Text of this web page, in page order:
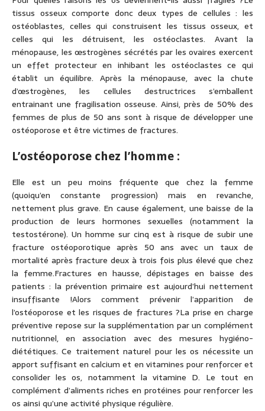
tissus osseux comporte donc deux types de cellules : les
ostéoblastes, celles qui construisent les tissus osseux, et
celles qui les détruisent, les ostéoclastes. Avant la
ménopause, les œstrogènes sécrétés par les ovaires exercent
un effet protecteur en inhibant les ostéoclastes ce qui
établit un équilibre. Après la ménopause, avec la chute
d’œstrogènes, les cellules destructrices s’emballent
entrainant une fragilisation osseuse. Ainsi, près de 50% des
femmes de plus de 50 ans sont à risque de développer une
ostéoporose et être victimes de fractures.
L’ostéoporose chez l’homme :
Elle est un peu moins fréquente que chez la femme
(quoiqu’en constante progression) mais en revanche,
nettement plus grave. En cause également, une baisse de la
production de leurs hormones sexuelles (notamment la
testostérone). Un homme sur cinq est à risque de subir une
fracture ostéoporotique après 50 ans avec un taux de
mortalité après fracture deux à trois fois plus élevé que chez
la femme.Fractures en hausse, dépistages en baisse des
patients : la prévention primaire est aujourd’hui nettement
insuffisante !Alors comment prévenir l’apparition de
l’ostéoporose et les risques de fractures ?La prise en charge
préventive repose sur la supplémentation par un complément
nutritionnel, en association avec des mesures hygiéno-
diététiques. Ce traitement naturel pour les os nécessite un
apport suffisant en calcium et en vitamines pour renforcer et
consolider les os, notamment la vitamine D. Le tout en
complément d’aliments riches en protéines pour renforcer les
os ainsi qu’une activité physique régulière.